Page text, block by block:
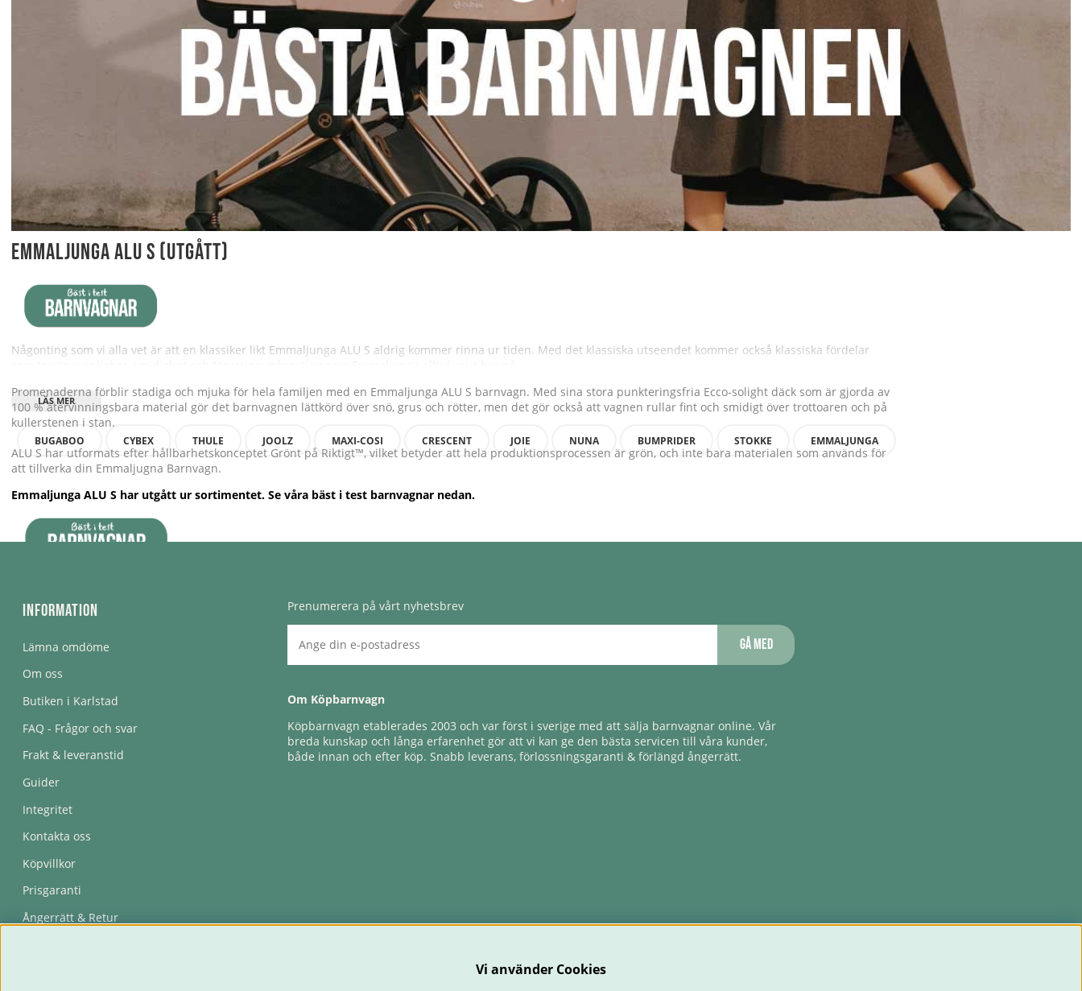
Emmaljunga ALU S (utgått)
Någonting som vi alla vet är att en klassiker likt Emmaljunga ALU S aldrig kommer rinna ur tiden. Med det klassiska utseendet kommer också klassiska fördelar
Promenaderna förblir stadiga och mjuka för hela familjen med en Emmaljunga ALU S barnvagn. Med sina stora punkteringsfria Ecco-solight däck som är gjorda av
100 % återvinningsbara material gör det barnvagnen lättkörd över snö, grus och rötter, men det gör också att vagnen rullar fint och smidigt över trottoaren och på
kullerstenen i stan.
ALU S har utformats efter hållbarhetskonceptet Grönt på Riktigt™, vilket betyder att hela produktionsprocessen är grön, och inte bara materialen som används för
att tillverka din Emmaljugna Barnvagn.
Emmaljunga ALU S har utgått ur sortimentet. Se våra bäst i test barnvagnar nedan.
BUGABOO CYBEX THULE JOOLZ MAXI-COSI CRESCENT JOIE NUNA BUMPRIDER STOKKE EMMALJUNGA
Information
Lämna omdöme
Om oss
Butiken i Karlstad
FAQ - Frågor och svar
Frakt & leveranstid
Guider
Integritet
Kontakta oss
Köpvillkor
Prisgaranti
Ångerrätt & Retur
Prenumerera på vårt nyhetsbrev
Gå med
Om Köpbarnvagn
Köpbarnvagn etablerades 2003 och var först i sverige med att sälja barnvagnar online. Vår
breda kunskap och långa erfarenhet gör att vi kan ge den bästa servicen till våra kunder,
både innan och efter köp. Snabb leverans, förlossningsgaranti & förlängd ångerrätt.
Vi använder Cookies